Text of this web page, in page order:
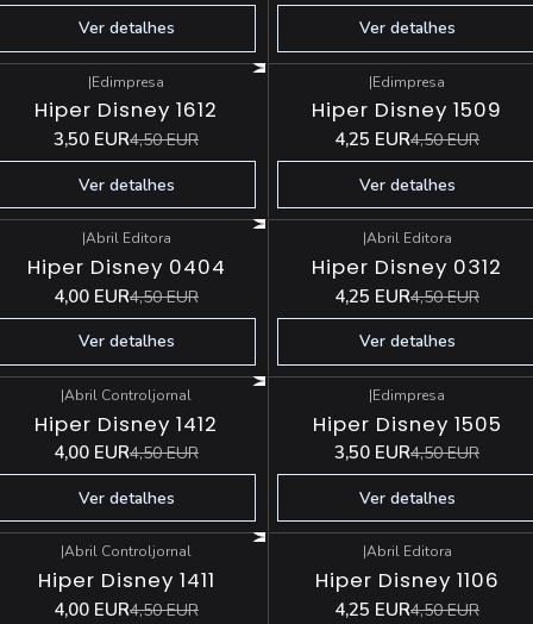
Ver detalhes
Ver detalhes
DESCONTO
Esgotado
|Edimpresa
Hiper Disney 1612
3,50 EUR4,50 EUR
Ver detalhes
DESCONTO
Esgotado
|Edimpresa
Hiper Disney 1509
4,25 EUR4,50 EUR
Ver detalhes
DESCONTO
Esgotado
|Abril Editora
Hiper Disney 0404
4,00 EUR4,50 EUR
Ver detalhes
DESCONTO
Esgotado
|Abril Editora
Hiper Disney 0312
4,25 EUR4,50 EUR
Ver detalhes
DESCONTO
Esgotado
|Abril Controljornal
Hiper Disney 1412
4,00 EUR4,50 EUR
Ver detalhes
DESCONTO
Esgotado
|Edimpresa
Hiper Disney 1505
3,50 EUR4,50 EUR
Ver detalhes
DESCONTO
Esgotado
|Abril Controljornal
Hiper Disney 1411
4,00 EUR4,50 EUR
DESCONTO
Esgotado
|Abril Editora
Hiper Disney 1106
4,25 EUR4,50 EUR